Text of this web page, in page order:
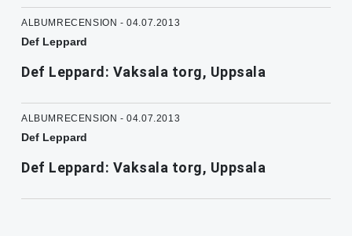
ALBUMRECENSION - 04.07.2013
Def Leppard
Def Leppard: Vaksala torg, Uppsala
ALBUMRECENSION - 04.07.2013
Def Leppard
Def Leppard: Vaksala torg, Uppsala